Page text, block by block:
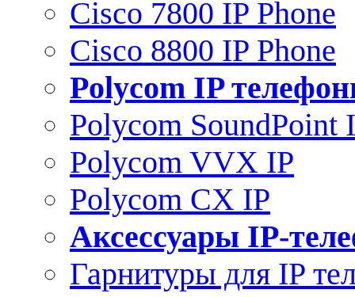
Cisco 7800 IP Phone
Cisco 8800 IP Phone
Polycom IP
Polycom SoundPoint
Polycom VVX IP
Polycom CX IP
Аксессуары IP-
Гарнитуры для IP